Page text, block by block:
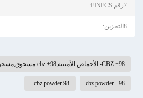
7رقم EINECS:
8التخزين:
98+ CBZ- الأحماض الأمينية,98+ cbz مسحوق,مسحوق cbz 98+
98+ cbz powder
cbz powder 98+